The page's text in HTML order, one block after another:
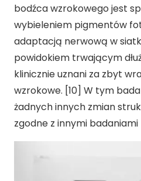
bodźca wzrokowego jest
wybieleniem pigmentów
adaptacją nerwową w
powidokiem trwającym
klinicznie uznani za zbyt
wzrokowe. [10] W tym
żadnych innych zmian
zgodne z innymi badaniami